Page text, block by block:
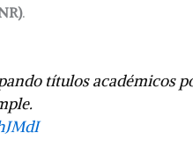
.
títulos académicos